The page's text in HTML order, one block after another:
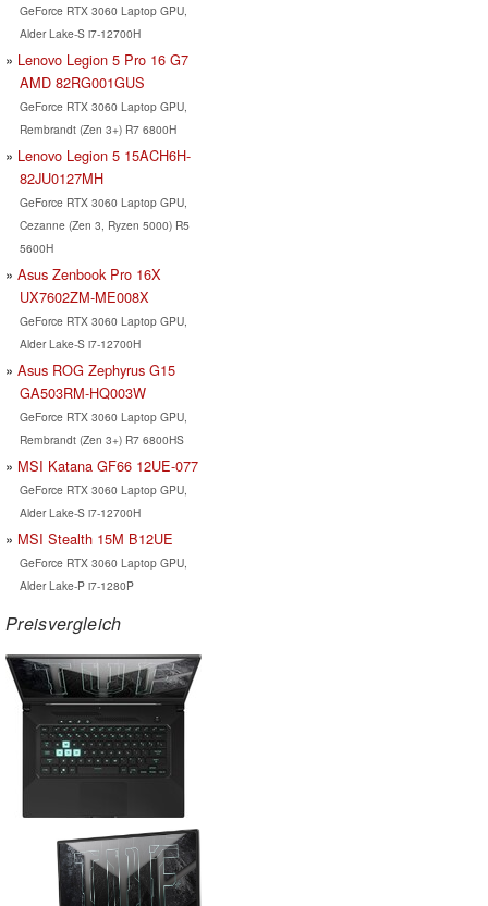
GeForce RTX 3060 Laptop GPU,
Alder Lake-S i7-12700H
Lenovo Legion 5 Pro 16 G7
AMD 82RG001GUS
GeForce RTX 3060 Laptop GPU,
Rembrandt (Zen 3+) R7 6800H
Lenovo Legion 5 15ACH6H-
82JU0127MH
GeForce RTX 3060 Laptop GPU,
Cezanne (Zen 3, Ryzen 5000) R5
5600H
Asus Zenbook Pro 16X
UX7602ZM-ME008X
GeForce RTX 3060 Laptop GPU,
Alder Lake-S i7-12700H
Asus ROG Zephyrus G15
GA503RM-HQ003W
GeForce RTX 3060 Laptop GPU,
Rembrandt (Zen 3+) R7 6800HS
MSI Katana GF66 12UE-077
GeForce RTX 3060 Laptop GPU,
Alder Lake-S i7-12700H
MSI Stealth 15M B12UE
GeForce RTX 3060 Laptop GPU,
Alder Lake-P i7-1280P
Preisvergleich